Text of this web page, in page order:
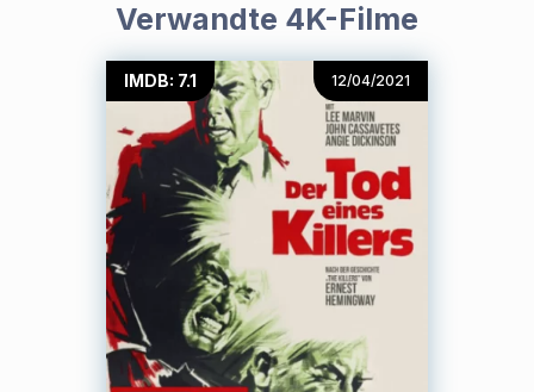
Verwandte 4K-Filme
IMDB: 7.1 12/04/2021